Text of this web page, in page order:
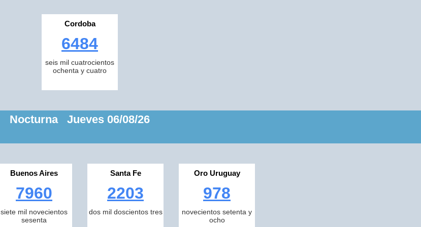
Cordoba
6484
seis mil cuatrocientos
ochenta y cuatro
Nocturna Jueves 06/08/26
Buenos Aires
7960
siete mil novecientos
sesenta
Santa Fe
2203
dos mil doscientos tres
Oro Uruguay
978
novecientos setenta y
ocho